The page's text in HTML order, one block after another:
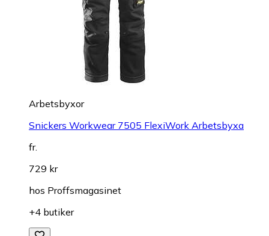
Arbetsbyxor
Snickers Workwear 7505 FlexiWork Arbetsbyxa
fr.
729 kr
hos Proffsmagasinet
+4 butiker